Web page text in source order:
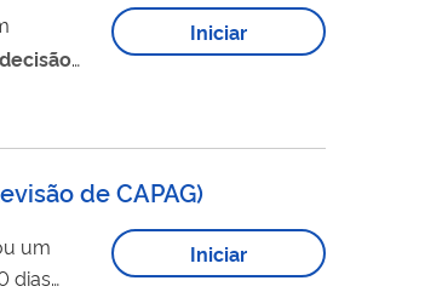
decisão
Iniciar
de CAPAG)
um
dias
Iniciar